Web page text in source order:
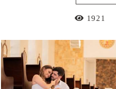
1921